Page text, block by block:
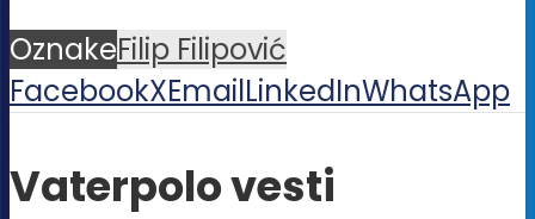
OznakeFilip Filipović
FacebookXEmailLinkedInWhatsApp
Vaterpolo vesti